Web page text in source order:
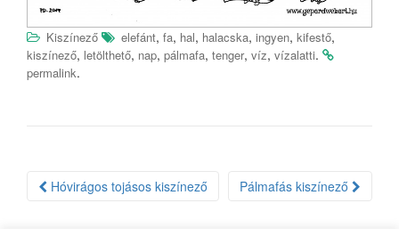
Kiszínező elefánt, fa, hal, halacska, ingyen, kifestő,
kiszínező, letölthető, nap, pálmafa, tenger, víz, vízalatti.
permalink.
Bejegyzés
Hóvirágos tojásos kiszínező Pálmafás kiszínező